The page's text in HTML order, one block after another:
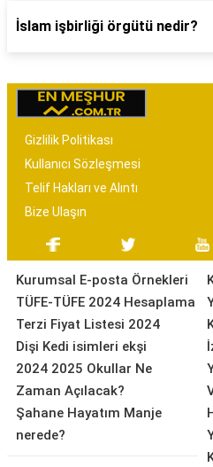
İslam işbirliği örgütü nedir?
Gizlilik Politikası
Kullanıcı Sözleşmesi
Telif Hakları ve Alıntı
Bize Ulaşın
Kurumsal E-posta Örnekleri
TÜFE-TÜFE 2024 Hesaplama
Terzi Fiyat Listesi 2024
Dişi Kedi isimleri ekşi
2024 2025 Okullar Ne
Zaman Açılacak?
Şahane Hayatım Manje
nerede?